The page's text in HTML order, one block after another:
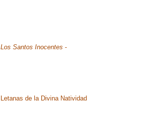
Los Santos Inocentes -
Letanas de la Divina Natividad